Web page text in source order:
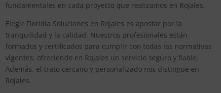
fundamentales en cada proyecto que realizamos en Rojales.
Elegir Floridia Soluciones en Rojales es apostar por la
tranquilidad y la calidad. Nuestros profesionales están
formados y certificados para cumplir con todas las normativas
vigentes, ofreciendo en Rojales un servicio seguro y fiable.
Además, el trato cercano y personalizado nos distingue en
Rojales.